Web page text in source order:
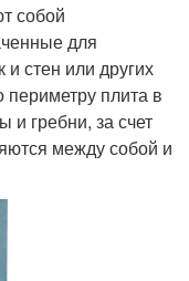
собой
для
стен или других
плита в
гребни, за счет
между собой и